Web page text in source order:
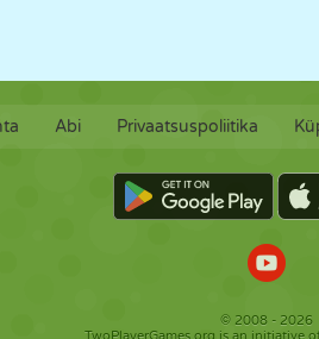
Abi Privaatsuspoliitika
© 2008 - 2026